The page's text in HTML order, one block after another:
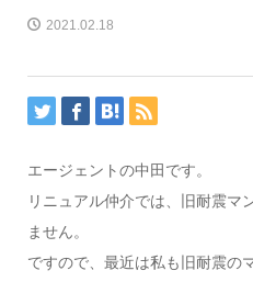
2021.02.18
エージェントの中田です。
リニュアル仲介では、旧耐震マ
ません。
ですので、最近は私も旧耐震の